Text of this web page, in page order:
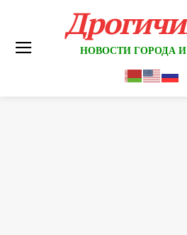
НОВОСТИ ГОРОДА